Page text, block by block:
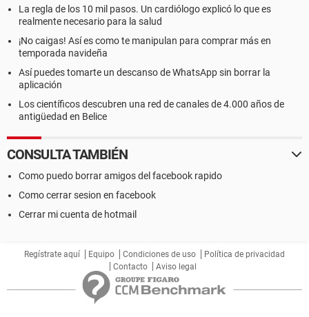
La regla de los 10 mil pasos. Un cardiólogo explicó lo que es
realmente necesario para la salud
¡No caigas! Así es como te manipulan para comprar más en
temporada navideña
Así puedes tomarte un descanso de WhatsApp sin borrar la
aplicación
Los científicos descubren una red de canales de 4.000 años de
antigüedad en Belice
CONSULTA TAMBIÉN
Como puedo borrar amigos del facebook rapido
Como cerrar sesion en facebook
Cerrar mi cuenta de hotmail
Regístrate aquí Equipo Condiciones de uso
Política de privacidad
Contacto
Aviso legal